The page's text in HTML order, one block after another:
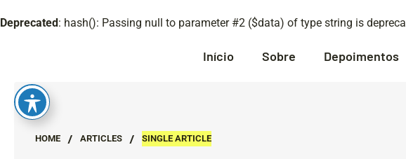
Deprecated: hash(): Passing null to parameter #2 ($data) of type string is
Início Sobre Depoimentos
HOME / ARTICLES / SINGLE ARTICLE